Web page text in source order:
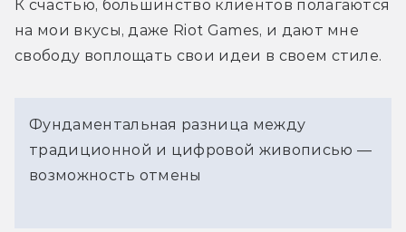
К счастью, большинство клиентов полагаются
на мои вкусы, даже Riot Games, и дают мне
свободу воплощать свои идеи в своем стиле.
Фундаментальная разница между
традиционной и цифровой живописью —
возможность отмены